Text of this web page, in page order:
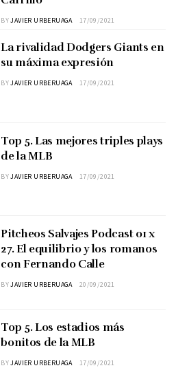
BYJAVIER URBERUAGA 17/09/2021
La rivalidad Dodgers Giants en
su máxima expresión
BYJAVIER URBERUAGA 17/09/2021
Top 5. Las mejores triples plays
de la MLB
BYJAVIER URBERUAGA 17/09/2021
Pitcheos Salvajes Podcast 01 x
27. El equilibrio y los romanos
con Fernando Calle
BYJAVIER URBERUAGA 20/09/2021
Top 5. Los estadios más
bonitos de la MLB
BYJAVIER URBERUAGA 17/09/2021